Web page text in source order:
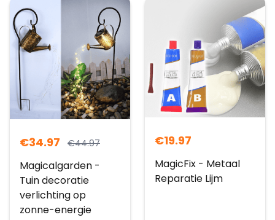
€34.97 €44.97
Magicalgarden -
Tuin decoratie
verlichting op
zonne-energie
€19.97
MagicFix - Metaal
Reparatie Lijm